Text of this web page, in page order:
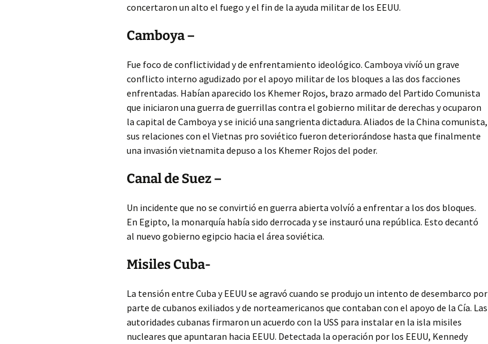
concertaron un alto el fuego y el fin de la ayuda militar de los EEUU.
Camboya –
Fue foco de conflictividad y de enfrentamiento ideológico. Camboya vivíó un grave
conflicto interno agudizado por el apoyo militar de los bloques a las dos facciones
enfrentadas. Habían aparecido los Khemer Rojos, brazo armado del Partido Comunista
que iniciaron una guerra de guerrillas contra el gobierno militar de derechas y ocuparon
la capital de Camboya y se inició una sangrienta dictadura. Aliados de la China comunista,
sus relaciones con el Vietnas pro soviético fueron deteriorándose hasta que finalmente
una invasión vietnamita depuso a los Khemer Rojos del poder.
Canal de Suez –
Un incidente que no se convirtió en guerra abierta volvíó a enfrentar a los dos bloques.
En Egipto, la monarquía había sido derrocada y se instauró una república. Esto decantó
al nuevo gobierno egipcio hacia el área soviética.
Misiles Cuba-
La tensión entre Cuba y EEUU se agravó cuando se produjo un intento de desembarco por
parte de cubanos exiliados y de norteamericanos que contaban con el apoyo de la Cía. Las
autoridades cubanas firmaron un acuerdo con la USS para instalar en la isla misiles
nucleares que apuntaran hacia EEUU. Detectada la operación por los EEUU, Kennedy